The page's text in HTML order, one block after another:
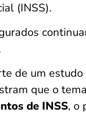
(INSS).
de um
que o
de INSS, o